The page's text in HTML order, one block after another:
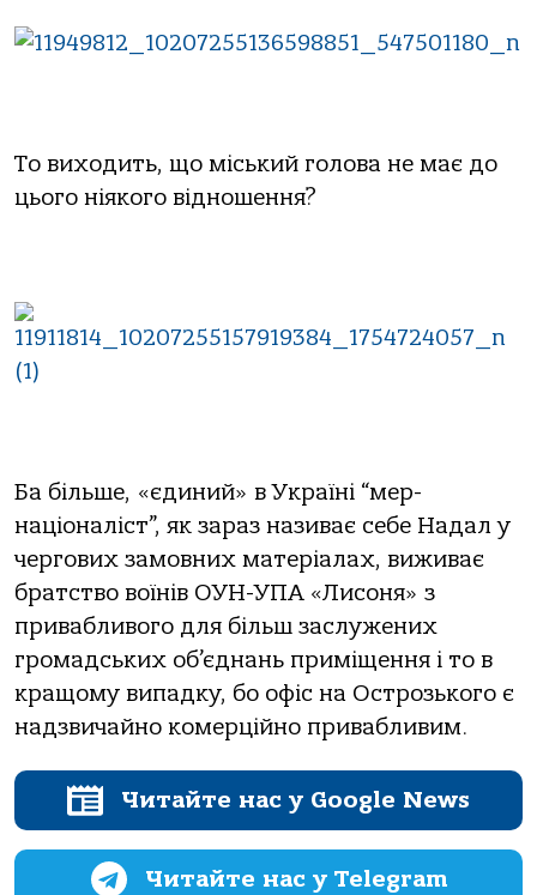
То виходить, що міський голова не має до
цього ніякого відношення?
Ба більше, «єдиний» в Україні “мер-
націоналіст”, як зараз називає себе Надал у
чергових замовних матеріалах, виживає
братство воїнів ОУН-УПА «Лисоня» з
привабливого для більш заслужених
громадських об’єднань приміщення і то в
кращому випадку, бо офіс на Острозького є
надзвичайно комерційно привабливим.
Читайте нас у Google News
Читайте нас у Telegram